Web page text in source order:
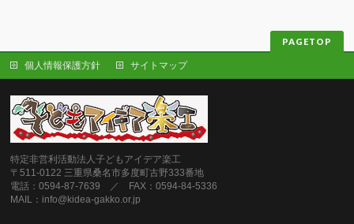
PAGETOP
個人情報保護方針 サイトマップ
特定非営利活動法人子どもアイデア楽工
〒511-0122 三重県桑名市多度町古野333番地
電話：0594-87-7639 ／ FAX：0594-84-5336
MAIL：info@kidea-gakko.or.jp